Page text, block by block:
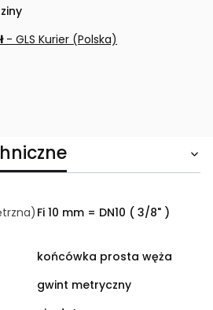
- GLS Kurier (Polska)
Fi 10 mm = DN10 ( 3/8" )
końcówka prosta węża
gwint metryczny